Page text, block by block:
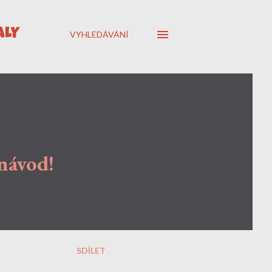
VYHLEDÁVÁNÍ
SDÍLET